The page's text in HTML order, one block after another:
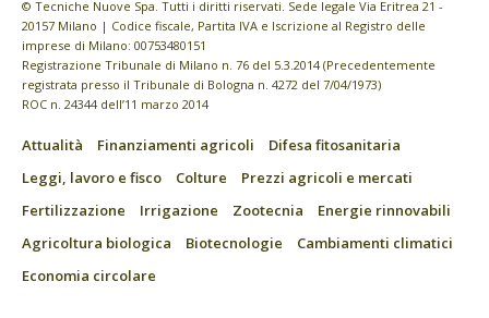
© Tecniche Nuove Spa. Tutti i diritti riservati. Sede legale Via Eritrea 21 -
20157 Milano | Codice fiscale, Partita IVA e Iscrizione al Registro delle
imprese di Milano: 00753480151
Registrazione Tribunale di Milano n. 76 del 5.3.2014 (Precedentemente
registrata presso il Tribunale di Bologna n. 4272 del 7/04/1973)
ROC n. 24344 dell’11 marzo 2014
Attualità Finanziamenti agricoli
Difesa fitosanitaria
Leggi, lavoro e fisco
Colture
Prezzi agricoli e mercati
Fertilizzazione
Irrigazione Zootecnia
Energie rinnovabili
Agricoltura biologica
Biotecnologie
Cambiamenti climatici
Economia circolare